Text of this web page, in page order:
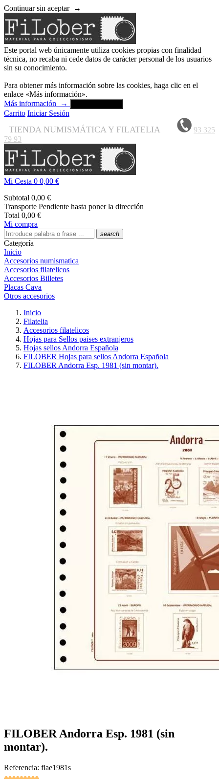
Continuar sin aceptar →
Este portal web únicamente utiliza cookies propias con finalidad
técnica, no recaba ni cede datos de carácter personal de los usuarios
sin su conocimiento.
Para obtener más información sobre las cookies, haga clic en el
enlace «Más información».
Más información
→
Carrito Iniciar Sesión
TIENDA NUMISMÁTICA Y FILATELIA
93 325
79 93
Mi Cesta 0 0,00 €
Subtotal 0,00 €
Transporte Pendiente hasta poner la dirección
Total 0,00 €
Mi compra
search
Categoría
Inicio
Accesorios numismatica
Accesorios filatelicos
Accesorios Billetes
Placas Cava
Otros accesorios
Inicio
Filatelia
Accesorios filatelicos
Hojas para Sellos paises extranjeros
Hojas sellos Andorra Española
FILOBER Hojas para sellos Andorra Española
FILOBER Andorra Esp. 1981 (sin montar).
FILOBER Andorra Esp. 1981 (sin
montar).
Referencia: flae1981s